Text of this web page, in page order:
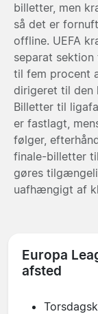
billetter, men
så det er
offline. UEFA
separat
til fem procent
dirigeret til den
Billetter til
er fastlagt,
følger,
finale-billetter
gøres
uafhængigt af
Europa
afsted